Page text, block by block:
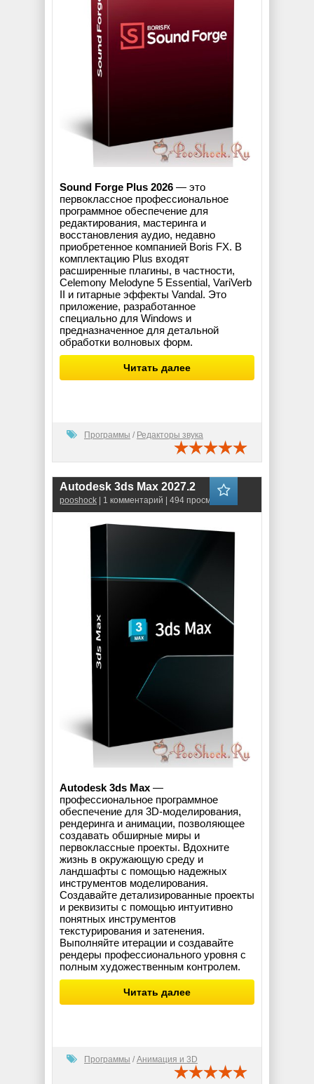
Sound Forge Plus 2026 — это
первоклассное профессиональное
программное обеспечение для
редактирования, мастеринга и
восстановления аудио, недавно
приобретенное компанией Boris FX. В
комплектацию Plus входят
расширенные плагины, в частности,
Celemony Melodyne 5 Essential, VariVerb
II и гитарные эффекты Vandal. Это
приложение, разработанное
специально для Windows и
предназначенное для детальной
обработки волновых форм.
Читать далее
Программы / Редакторы звука
Autodesk 3ds Max 2027.2
pooshock | 1 комментарий | 494 просмотров
Autodesk 3ds Max —
профессиональное программное
обеспечение для 3D-моделирования,
рендеринга и анимации, позволяющее
создавать обширные миры и
первоклассные проекты. Вдохните
жизнь в окружающую среду и
ландшафты с помощью надежных
инструментов моделирования.
Создавайте детализированные проекты
и реквизиты с помощью интуитивно
понятных инструментов
текстурирования и затенения.
Выполняйте итерации и создавайте
рендеры профессионального уровня с
полным художественным контролем.
Читать далее
Программы / Анимация и 3D